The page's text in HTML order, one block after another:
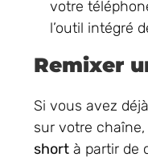
votre
l’outil intégré
Remixer
Si vous avez
sur votre
short à partir de